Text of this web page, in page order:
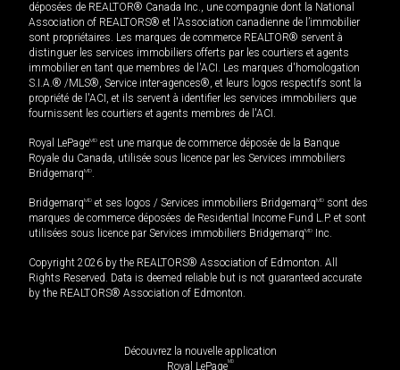
déposées de REALTOR® Canada Inc., une compagnie dont la National
Association of REALTORS® et l'Association canadienne de l’immobilier
sont propriétaires. Les marques de commerce REALTOR® servent à
distinguer les services immobiliers offerts par les courtiers et agents
immobilier en tant que membres de l'ACI. Les marques d'homologation
S.I.A.® /MLS®, Service inter-agences®, et leurs logos respectifs sont la
propriété de l'ACI, et ils servent à identifier les services immobiliers que
fournissent les courtiers et agents membres de l'ACI.
Royal LePageMD est une marque de commerce déposée de la Banque
Royale du Canada, utilisée sous licence par les Services immobiliers
BridgemarqMD.
BridgemarqMD et ses logos / Services immobiliers BridgemarqMD sont des
marques de commerce déposées de Residential Income Fund L.P. et sont
utilisées sous licence par Services immobiliers BridgemarqMD Inc.
Copyright 2026 by the REALTORS® Association of Edmonton. All
Rights Reserved. Data is deemed reliable but is not guaranteed accurate
by the REALTORS® Association of Edmonton.
Découvrez la nouvelle application
Royal LePageMD